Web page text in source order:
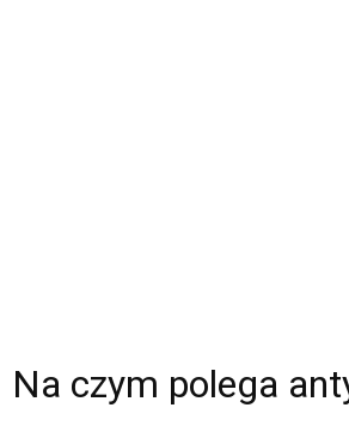
Na czym polega